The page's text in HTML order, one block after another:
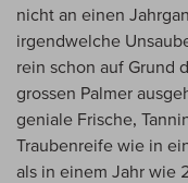
nicht an einen
irgendwelche
rein schon auf Grund
grossen Palmer
geniale Frische,
Traubenreife wie in
als in einem Jahr wie